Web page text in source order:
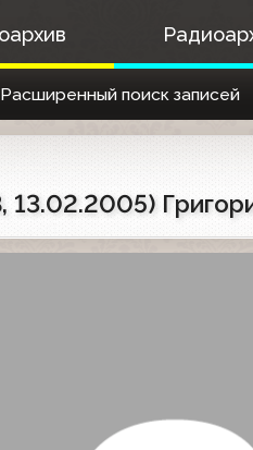
Расширенный поиск записей